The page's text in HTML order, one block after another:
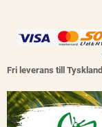
Fri leverans till Tyskland